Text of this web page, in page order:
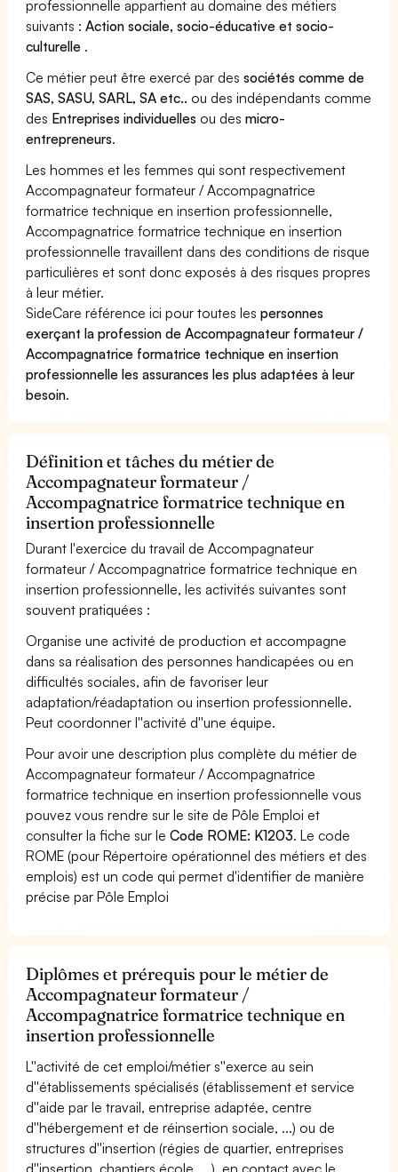
professionnelle appartient au domaine des métiers
suivants :Action sociale, socio-éducative et socio-
culturelle .
Ce métier peut être exercé par dessociétés comme de
SAS, SASU, SARL, SA etc.. ou des indépendants comme
des Entreprises individuelles ou desmicro-
entrepreneurs.
Les hommes et les femmes qui sont respectivement
Accompagnateur formateur / Accompagnatrice
formatrice technique en insertion professionnelle,
Accompagnatrice formatrice technique en insertion
professionnelle travaillent dans des conditions de risque
particulières et sont donc exposés à des risques propres
à leur métier.
SideCare référence ici pour toutes lespersonnes
exerçant la profession de Accompagnateur formateur /
Accompagnatrice formatrice technique en insertion
professionnelle les assurances les plus adaptées à leur
besoin.
Définition et tâches du métier de
Accompagnateur formateur /
Accompagnatrice formatrice technique en
insertion professionnelle
Durant l'exercice du travail de Accompagnateur
formateur / Accompagnatrice formatrice technique en
insertion professionnelle, les activités suivantes sont
souvent pratiquées :
Organise une activité de production et accompagne
dans sa réalisation des personnes handicapées ou en
difficultés sociales, afin de favoriser leur
adaptation/réadaptation ou insertion professionnelle.
Peut coordonner l''activité d''une équipe.
Pour avoir une description plus complète du métier de
Accompagnateur formateur / Accompagnatrice
formatrice technique en insertion professionnelle vous
pouvez vous rendre sur le site de Pôle Emploi et
consulter la fiche sur leCode ROME: K1203. Le code
ROME (pour Répertoire opérationnel des métiers et des
emplois) est un code qui permet d'identifier de manière
précise par Pôle Emploi
Diplômes et prérequis pour le métier de
Accompagnateur formateur /
Accompagnatrice formatrice technique en
insertion professionnelle
L''activité de cet emploi/métier s''exerce au sein
d''établissements spécialisés (établissement et service
d''aide par le travail, entreprise adaptée, centre
d''hébergement et de réinsertion sociale, ...) ou de
structures d''insertion (régies de quartier, entreprises
d''insertion, chantiers école, ...), en contact avec le